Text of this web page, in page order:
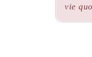
vie